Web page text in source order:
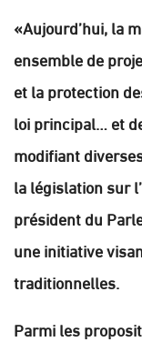
«Aujourd’hui, la
ensemble de
et la protection
loi principal… et
modifiant
la législation sur
président du
une initiative
traditionnelles.
Parmi les